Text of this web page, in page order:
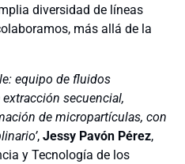
diversidad de líneas
más allá de la
equipo de fluidos
secuencial,
de micropartículas, con
, Jessy Pavón Pérez,
y Tecnología de los